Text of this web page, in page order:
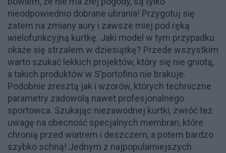
nieodpowiednio dobrane ubrania! Przygotuj się
zatem na zmiany aury i zawsze miej pod ręką
wielofunkcyjną kurtkę. Jaki model w tym przypadku
okaże się strzałem w dziesiątkę? Przede wszystkim
warto szukać lekkich projektów, który się nie gniotą,
a takich produktów w S’portofino nie brakuje.
Podobnie zresztą jak i wzorów, których techniczne
parametry zadowolą nawet profesjonalnego
sportowca. Szukając niezawodnej kurtki, zwróć też
uwagę na obecność specjalnych membran, które
chronią przed wiatrem i deszczem, a potem bardzo
szybko schną! Jednym z najpopularniejszych